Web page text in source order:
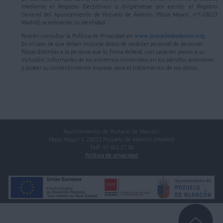
mediante el Registro Electrónico o dirigiéndose por escrito al Registro
General del Ayuntamiento de Pozuelo de Alarcón (Plaza Mayor, nº1-28223
Madrid) acreditando su identidad.
Podrán consultar la Política de Privacidad en www.pozuelodealarcon.org
En el caso de que deban incluirse datos de carácter personal de personas
físicas distintas a la persona que lo firma deberá, con carácter previo a su
inclusión, informarles de los extremos contenidos en los párrafos anteriores
y poseer su consentimiento expreso para el tratamiento de sus datos.
Ayuntamiento de Pozuelo de Alarcón.
Plaza Mayor 1, 28223 Pozuelo de Alarcón (Madrid)
Telf. 91 452 27 00
Política de privacidad